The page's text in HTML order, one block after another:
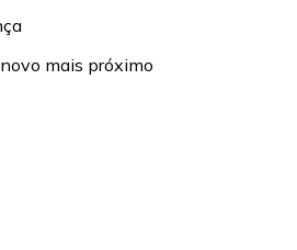
mais próximo